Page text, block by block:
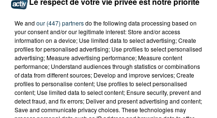
We and our (447) partnersdo the following data processing based on
your consent and/or our legitimate interest: Store and/or access
information on a device; Use limited data to select advertising; Create
profiles for personalised advertising; Use profiles to select personalised
advertising; Measure advertising performance; Measure content
performance; Understand audiences through statistics or combinations
of data from different sources; Develop and improve services; Create
profiles to personalise content; Use profiles to select personalised
content; Use limited data to select content; Ensure security, prevent and
detect fraud, and fix errors; Deliver and present advertising and content;
Save and communicate privacy choices. These technologies may